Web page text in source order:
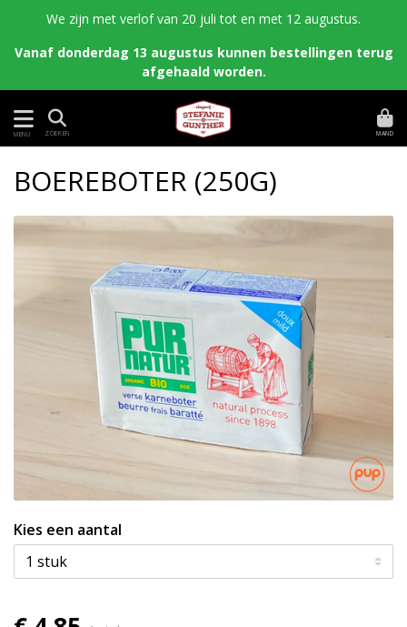
We zijn met verlof van 20 juli tot en met 12 augustus.
Vanaf donderdag 13 augustus kunnen bestellingen terug
afgehaald worden.
MENU ZOEKEN MAND
BOEREBOTER (250G)
Kies een aantal